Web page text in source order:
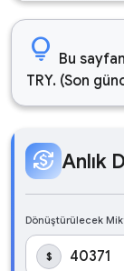
lightbulb Bu
TRY. (Son
currency_exchange Anlık
Dönüştürülecek
$